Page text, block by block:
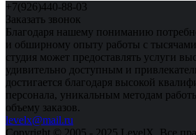
+7(926)440-88-03
Заказать звонок
Благодаря нашему пониманию
и обширному опыту работы с
студия может предоставлять услуги
удивительно доступным и
достигается благодаря высокой
персонала, уникальным методам
объему заказов.
levelx@mail.ru